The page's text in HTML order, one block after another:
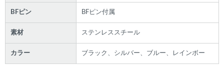
BFピン BFピン付属
素材 ステンレススチール
カラー ブラック、シルバー、ブルー、レインボー